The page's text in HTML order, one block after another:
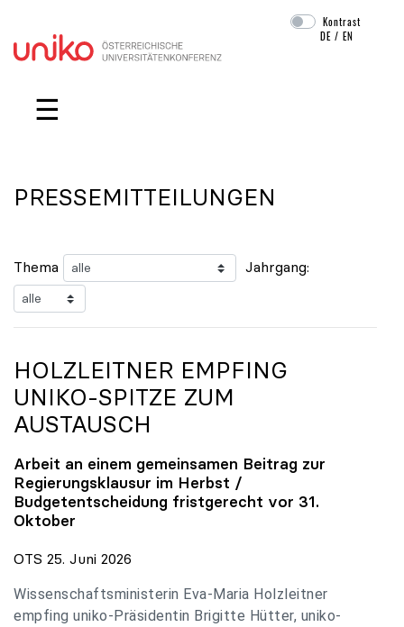
Navigation überspringen
Kontrast
DE /EN
☰
PRESSEMITTEILUNGEN
Thema Jahrgang:
HOLZLEITNER EMPFING
UNIKO-SPITZE ZUM
AUSTAUSCH
Arbeit an einem gemeinsamen Beitrag zur
Regierungsklausur im Herbst /
Budgetentscheidung fristgerecht vor 31.
Oktober
OTS 25. Juni 2026
Wissenschaftsministerin Eva-Maria Holzleitner
empfing uniko-Präsidentin Brigitte Hütter, uniko-